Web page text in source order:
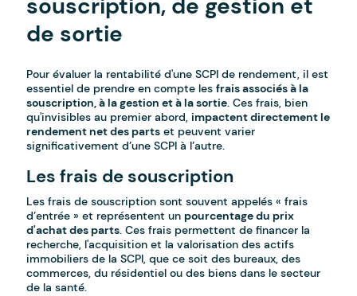
souscription, de gestion et
de sortie
Pour évaluer la rentabilité d'une SCPI de rendement, il est
essentiel de prendre en compte lesfrais associés à la
souscription, à la gestion et à la sortie. Ces frais, bien
qu'invisibles au premier abord,impactent directement le
rendement net des parts et peuvent varier
significativement d’une SCPI à l’autre.
Les frais de souscription
Les frais de souscription sont souvent appelés « frais
d’entrée » et représentent unpourcentage du prix
d'achat des parts. Ces frais permettent de financer la
recherche, l'acquisition et la valorisation des actifs
immobiliers de la SCPI, que ce soit des bureaux, des
commerces, du résidentiel ou des biens dans le secteur
de la santé.